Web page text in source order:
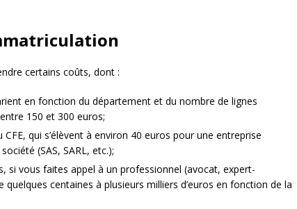
certains coûts, dont :
en fonction du département et du nombre de lignes
150 et 300 euros;
qui s’élèvent à environ 40 euros pour une entreprise
(SAS, SARL, etc.);
si vous faites appel à un professionnel (avocat, expert-
centaines à plusieurs milliers d’euros en fonction de la